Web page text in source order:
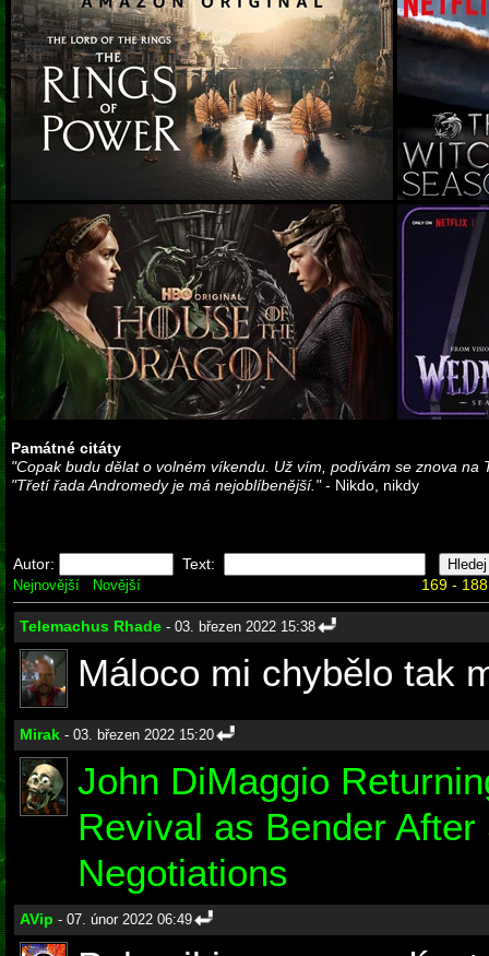
Památné citáty
"Copak budu dělat o volném víkendu. Už vím, podívám se znova na
"Třetí řada Andromedy je má nejoblíbenější."- Nikdo, nikdy
Autor: Text:
Nejnovější Novější 169 -
Telemachus Rhade - 03. březen 2022 15:38
Máloco mi chybělo tak
Mirak - 03. březen 2022 15:20
John DiMaggio
Revival as Bender
Negotiations
AVip - 07. únor 2022 06:49